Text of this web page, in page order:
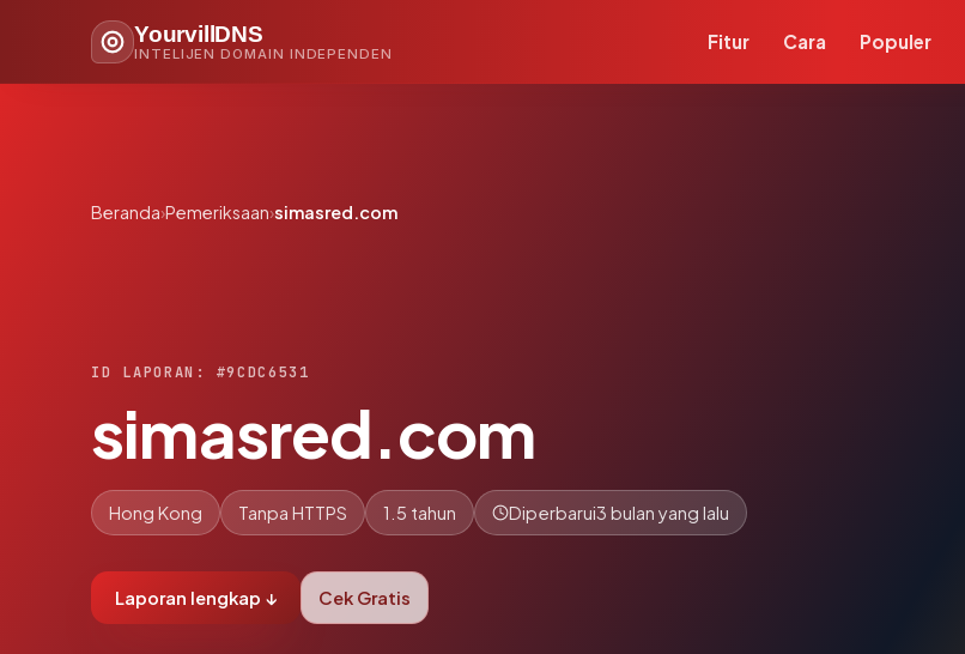
YourvillDNS
INTELIJEN DOMAIN INDEPENDEN
Fitur Cara Populer
Beranda›Pemeriksaan›simasred.com
ID LAPORAN: #9CDC6531
simasred.com
Hong Kong Tanpa HTTPS 1.5 tahun Diperbarui3 bulan yang lalu
Laporan lengkap ↓ Cek Gratis